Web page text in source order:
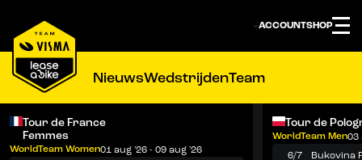
ACCOUNTSHOP
NieuwsWedstrijdenTeam
Tour de France
Femmes
WorldTeam Women01 aug '26 - 09 aug '26
Tour de
WorldTeam Men03
6/7